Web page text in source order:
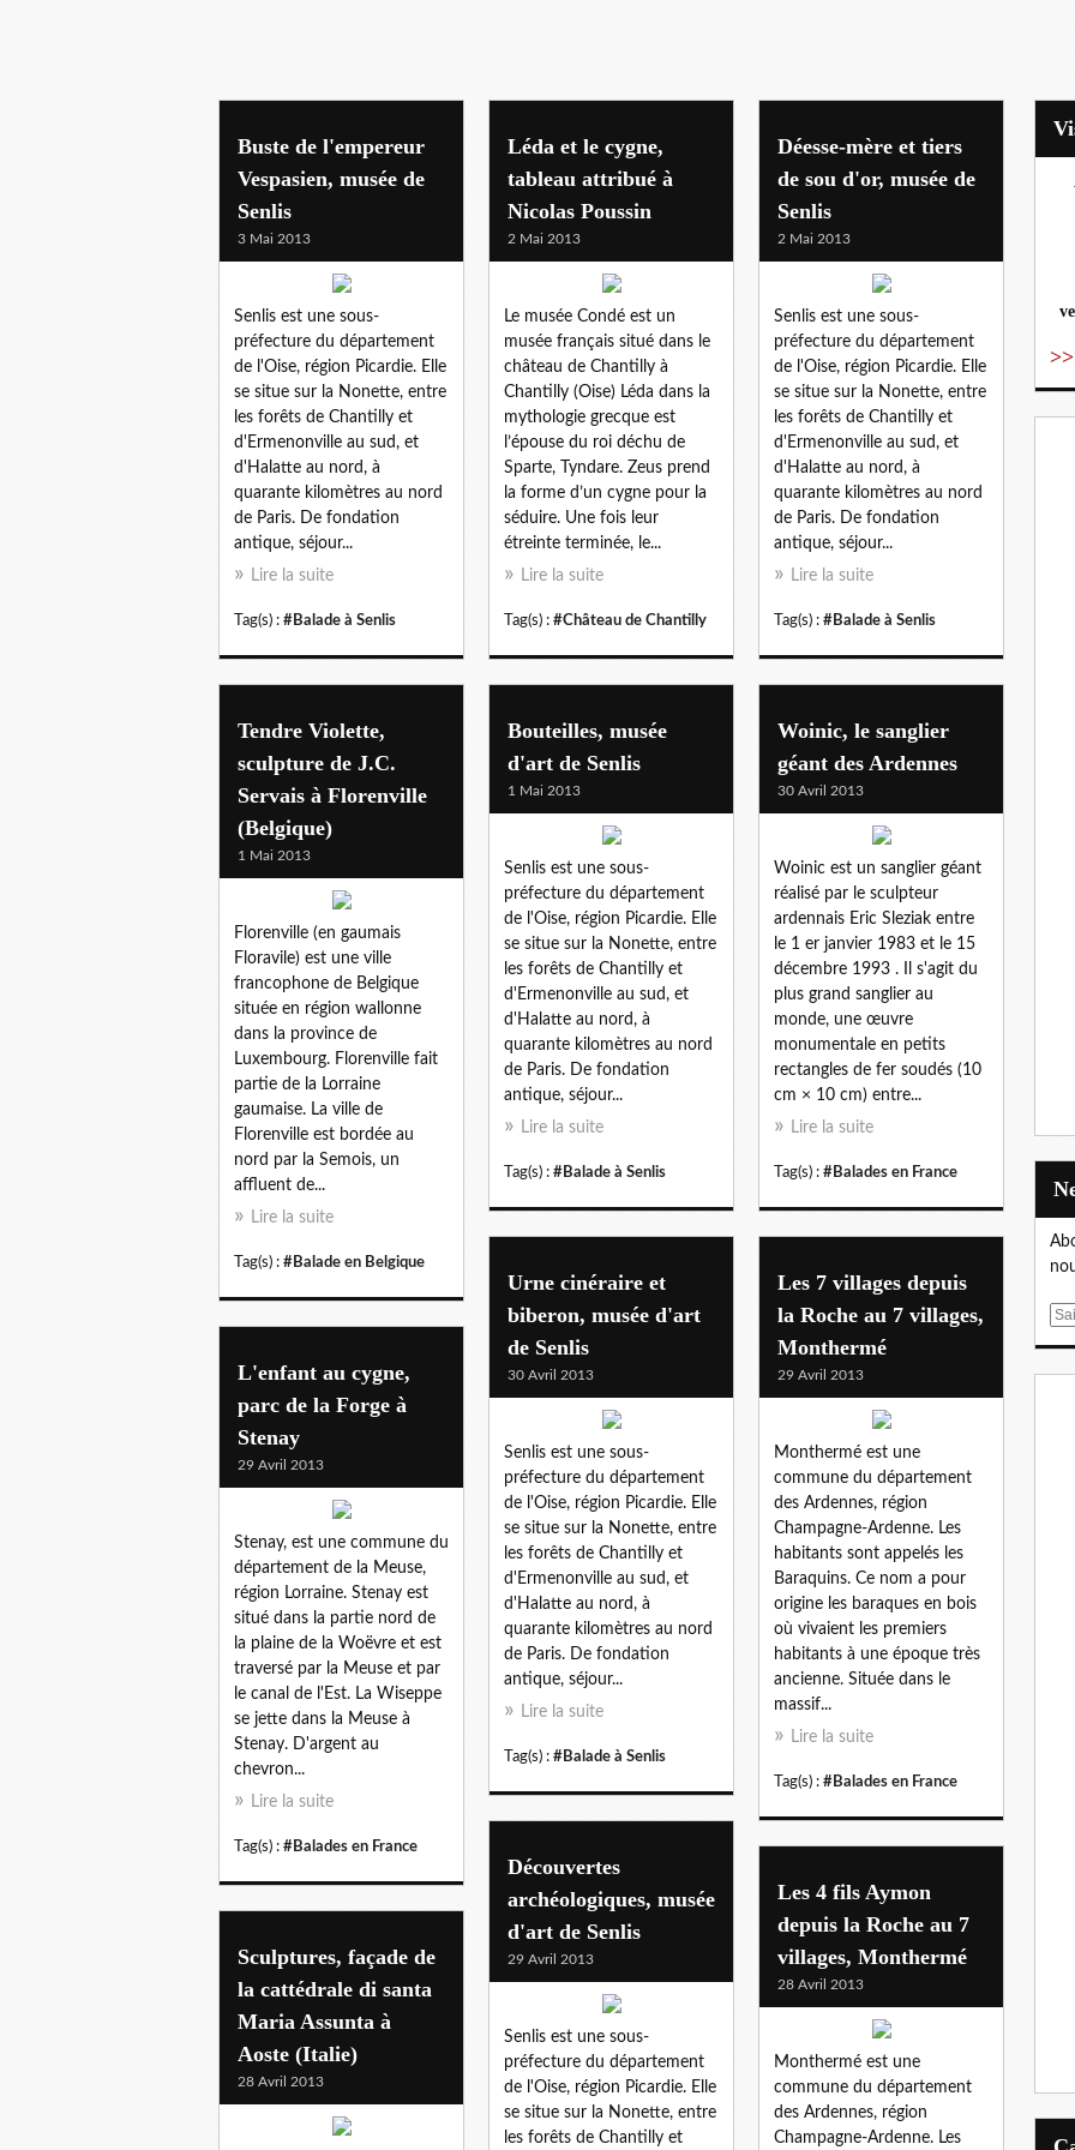
Buste de l'empereur
Vespasien, musée de
Senlis
3 Mai 2013
Senlis est une sous-
préfecture du département
de l'Oise, région Picardie. Elle
se situe sur la Nonette, entre
les forêts de Chantilly et
d'Ermenonville au sud, et
d'Halatte au nord, à
quarante kilomètres au nord
de Paris. De fondation
antique, séjour...
Lire la suite
Tag(s) : #Balade à Senlis
Léda et le cygne,
tableau attribué à
Nicolas Poussin
2 Mai 2013
Le musée Condé est un
musée français situé dans le
château de Chantilly à
Chantilly (Oise) Léda dans la
mythologie grecque est
l’épouse du roi déchu de
Sparte, Tyndare. Zeus prend
la forme d’un cygne pour la
séduire. Une fois leur
étreinte terminée, le...
Lire la suite
Tag(s) : #Château de Chantilly
Déesse-mère et tiers
de sou d'or, musée de
Senlis
2 Mai 2013
Senlis est une sous-
préfecture du département
de l'Oise, région Picardie. Elle
se situe sur la Nonette, entre
les forêts de Chantilly et
d'Ermenonville au sud, et
d'Halatte au nord, à
quarante kilomètres au nord
de Paris. De fondation
antique, séjour...
Lire la suite
Tag(s) : #Balade à Senlis
Tendre Violette,
sculpture de J.C.
Servais à Florenville
(Belgique)
1 Mai 2013
Florenville (en gaumais
Floravile) est une ville
francophone de Belgique
située en région wallonne
dans la province de
Luxembourg. Florenville fait
partie de la Lorraine
gaumaise. La ville de
Florenville est bordée au
nord par la Semois, un
affluent de...
Lire la suite
Tag(s) : #Balade en Belgique
Bouteilles, musée
d'art de Senlis
1 Mai 2013
Senlis est une sous-
préfecture du département
de l'Oise, région Picardie. Elle
se situe sur la Nonette, entre
les forêts de Chantilly et
d'Ermenonville au sud, et
d'Halatte au nord, à
quarante kilomètres au nord
de Paris. De fondation
antique, séjour...
Lire la suite
Tag(s) : #Balade à Senlis
Woinic, le sanglier
géant des Ardennes
30 Avril 2013
Woinic est un sanglier géant
réalisé par le sculpteur
ardennais Eric Sleziak entre
le 1 er janvier 1983 et le 15
décembre 1993 . Il s'agit du
plus grand sanglier au
monde, une œuvre
monumentale en petits
rectangles de fer soudés (10
cm × 10 cm) entre...
Lire la suite
Tag(s) : #Balades en France
Urne cinéraire et
biberon, musée d'art
de Senlis
30 Avril 2013
Senlis est une sous-
préfecture du département
de l'Oise, région Picardie. Elle
se situe sur la Nonette, entre
les forêts de Chantilly et
d'Ermenonville au sud, et
d'Halatte au nord, à
quarante kilomètres au nord
de Paris. De fondation
antique, séjour...
Lire la suite
Tag(s) : #Balade à Senlis
Les 7 villages depuis
la Roche au 7 villages,
Monthermé
29 Avril 2013
Monthermé est une
commune du département
des Ardennes, région
Champagne-Ardenne. Les
habitants sont appelés les
Baraquins. Ce nom a pour
origine les baraques en bois
où vivaient les premiers
habitants à une époque très
ancienne. Située dans le
massif...
Lire la suite
Tag(s) : #Balades en France
L'enfant au cygne,
parc de la Forge à
Stenay
29 Avril 2013
Stenay, est une commune du
département de la Meuse,
région Lorraine. Stenay est
situé dans la partie nord de
la plaine de la Woëvre et est
traversé par la Meuse et par
le canal de l'Est. La Wiseppe
se jette dans la Meuse à
Stenay. D'argent au
chevron...
Lire la suite
Tag(s) : #Balades en France
Découvertes
archéologiques, musée
d'art de Senlis
29 Avril 2013
Senlis est une sous-
préfecture du département
de l'Oise, région Picardie. Elle
se situe sur la Nonette, entre
les forêts de Chantilly et
Les 4 fils Aymon
depuis la Roche au 7
villages, Monthermé
28 Avril 2013
Monthermé est une
commune du département
des Ardennes, région
Champagne-Ardenne. Les
Sculptures, façade de
la cattédrale di santa
Maria Assunta à
Aoste (Italie)
28 Avril 2013
E